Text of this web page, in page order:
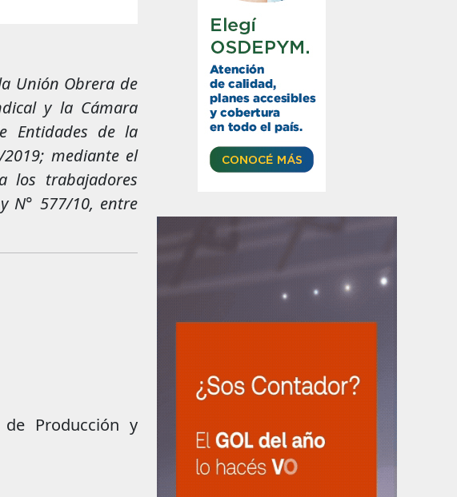
Unión Obrera de
y la Cámara
Entidades de la
mediante el
los trabajadores
N° 577/10, entre
Producción y